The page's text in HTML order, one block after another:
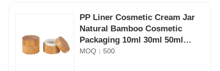
PP Liner Cosmetic Cream Jar
Natural Bamboo Cosmetic
Packaging 10ml 30ml 50ml
100ml 150ml 200ml 250ml
MOQ：500